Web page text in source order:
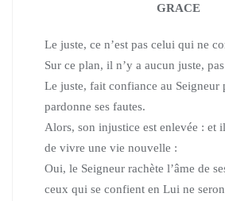
GRACE
Le juste, ce n’est pas celui qui ne
Sur ce plan, il n’y a aucun juste,
Le juste, fait confiance au Seigneur
pardonne ses fautes.
Alors, son injustice est enlevée : et
de vivre une vie nouvelle :
Oui, le Seigneur rachète l’âme de
ceux qui se confient en Lui ne